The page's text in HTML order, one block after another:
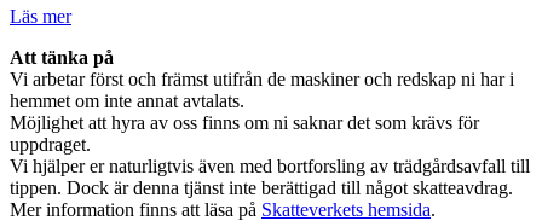
Läs mer
Att tänka på
Vi arbetar först och främst utifrån de maskiner och redskap ni har i
hemmet om inte annat avtalats.
Möjlighet att hyra av oss finns om ni saknar det som krävs för
uppdraget.
Vi hjälper er naturligtvis även med bortforsling av trädgårdsavfall till
tippen. Dock är denna tjänst inte berättigad till något skatteavdrag.
Mer information finns att läsa på Skatteverkets hemsida.